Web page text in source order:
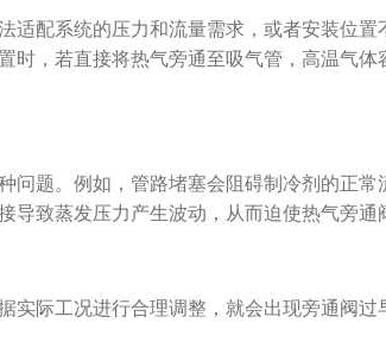
适配系统的压力和流量需求，或者安装位
时，若直接将热气旁通至吸气管，高温气
问题。例如，管路堵塞会阻碍制冷剂的正
致蒸发压力产生波动，从而迫使热气旁通
实际工况进行合理调整，就会出现旁通阀